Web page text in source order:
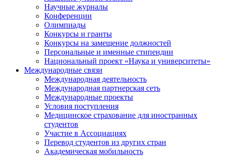
Научные журналы
Конференции
Олимпиады
Конкурсы и гранты
Конкурсы на замещение должностей
Персональные и именные стипендии
Национальный проект «Наука и университеты»
Международные связи
Международная деятельность
Международная партнерская сеть
Международные проекты
Условия поступления
Медицинское страхование для иностранных
студентов
Участие в Ассоциациях
Перевод студентов из других стран
Академическая мобильность